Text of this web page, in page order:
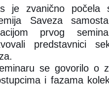
je zvanično počela
Saveza
prvog
predstavnici
se govorilo o
i fazama